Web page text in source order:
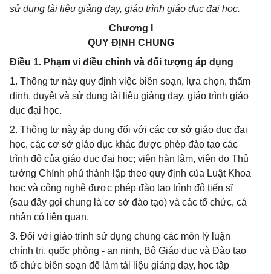
sử dụng tài liệu giảng dạy, giáo trình giáo dục đại học.
Chương I
QUY ĐỊNH CHUNG
Điều 1. Phạm vi điều chỉnh và đối tượng áp dụng
1. Thông tư này quy định việc biên soạn, lựa chọn, thẩm
định, duyệt và sử dụng tài liệu giảng dạy, giáo trình giáo
dục đại học.
2. Thông tư này áp dụng đối với các cơ sở giáo dục đại
học, các cơ sở giáo dục khác được phép đào tạo các
trình độ của giáo dục đại học; viện hàn lâm, viện do Thủ
tướng Chính phủ thành lập theo quy định của Luật Khoa
học và công nghệ được phép đào tạo trình độ tiến sĩ
(sau đây gọi chung là cơ sở đào tạo) và các tổ chức, cá
nhân có liên quan.
3. Đối với giáo trình sử dụng chung các môn lý luận
chính trị, quốc phòng - an ninh, Bộ Giáo dục và Đào tạo
tổ chức biên soạn để làm tài liệu giảng dạy, học tập